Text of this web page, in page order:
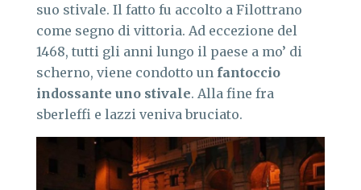
suo stivale. Il fatto fu accolto a Filottrano
come segno di vittoria. Ad eccezione del
1468, tutti gli anni lungo il paese a mo’ di
scherno, viene condotto un fantoccio
indossante uno stivale. Alla fine fra
sberleffi e lazzi veniva bruciato.